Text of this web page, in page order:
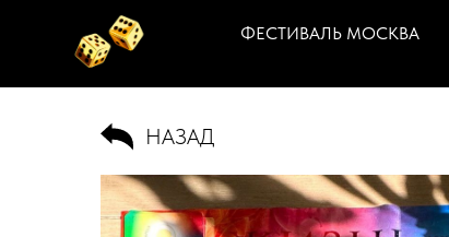
ФЕСТИВАЛЬ МОСКВА
НАЗАД